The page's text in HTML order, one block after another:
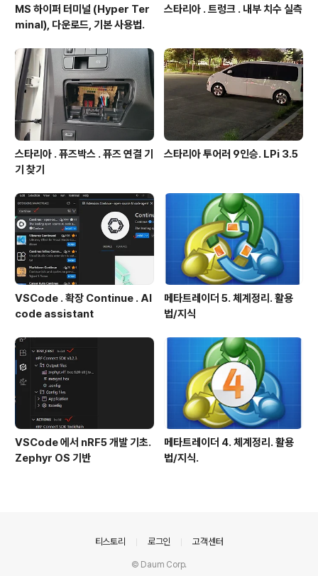
MS 하이퍼 터미널 (Hyper Ter
minal), 다운로드, 기본 사용법.
스타리아 . 트렁크 . 내부 치수 실측
스타리아 . 퓨즈박스 . 퓨즈 연결 기
기 찾기
스타리아 투어러 9인승. LPi 3.5
VSCode . 확장 Continue . AI
code assistant
메타트레이더 5. 체계정리. 활용
법/지식
VSCode 에서 nRF5 개발 기초.
Zephyr OS 기반
메타트레이더 4. 체계정리. 활용
법/지식.
티스토리 로그인 고객센터
© Daum Corp.